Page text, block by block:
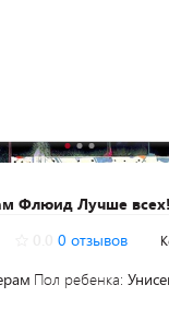
Флюид Лучше всех!
0 отзывов
Пол ребенка: